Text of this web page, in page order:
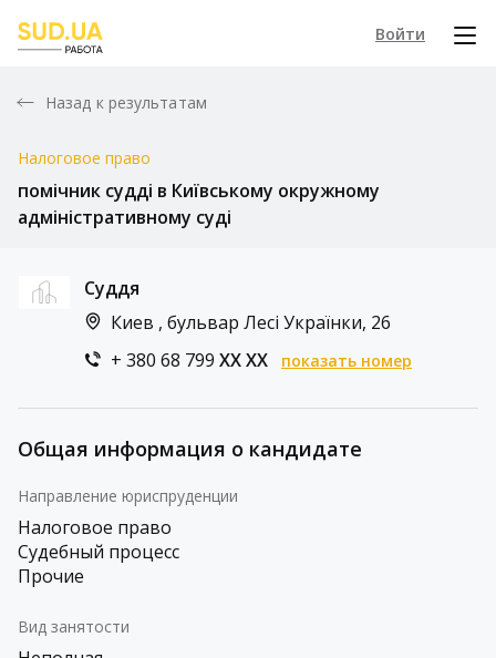
Войти
Назад к результатам
Налоговое право
помічник судді в Київському окружному
адміністративному суді
Суддя
Киев , бульвар Лесі Українки, 26
+ 380 68 799 XX XX показать номер
Общая информация о кандидате
Направление юриспруденции
Налоговое право
Судебный процесс
Прочие
Вид занятости